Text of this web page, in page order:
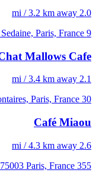
2.0 mi / 3.2 km away
9 Rue Sedaine, Paris, France
Mallows Cafe
2.1 mi / 3.4 km away
30 Rue des Volontaires, Paris, France
Café Miaou
2.6 mi / 4.3 km away
355 Rue Saint-Martin, 75003 Paris, France